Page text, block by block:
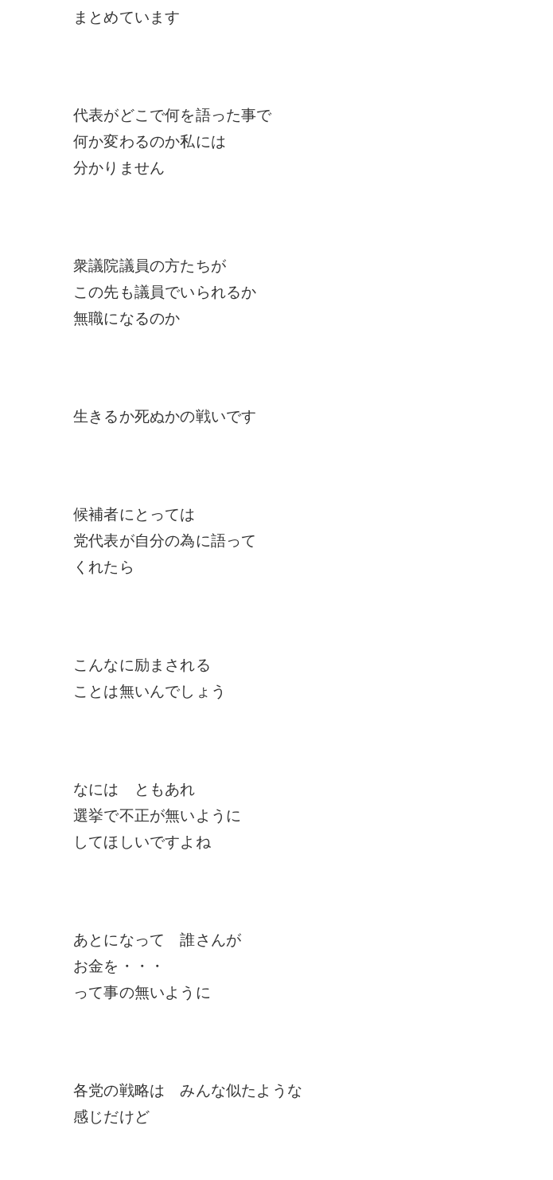
まとめています
代表がどこで何を語った事で
何か変わるのか私には
分かりません
衆議院議員の方たちが
この先も議員でいられるか
無職になるのか
生きるか死ぬかの戦いです
候補者にとっては
党代表が自分の為に語って
くれたら
こんなに励まされる
ことは無いんでしょう
なには ともあれ
選挙で不正が無いように
してほしいですよね
あとになって 誰さんが
お金を・・・
って事の無いように
各党の戦略は みんな似たような
感じだけど